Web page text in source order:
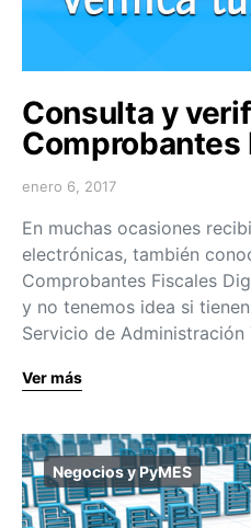
Consulta y
Comprobantes
enero 6, 2017
En muchas ocasiones
electrónicas, también
Comprobantes Fiscales
y no tenemos idea si
Servicio de
Ver más
Negocios y PyMES